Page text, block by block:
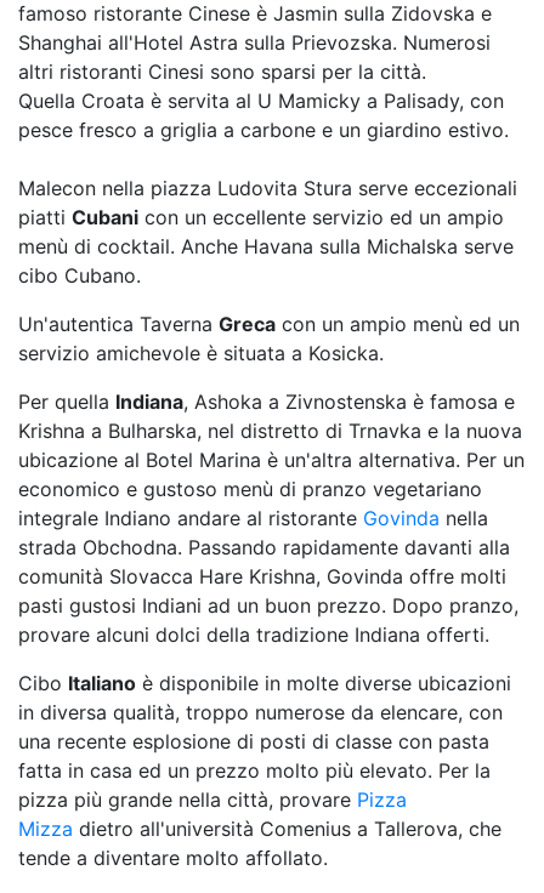
famoso ristorante Cinese è Jasmin sulla Zidovska e
Shanghai all'Hotel Astra sulla Prievozska. Numerosi
altri ristoranti Cinesi sono sparsi per la città.
Quella Croata è servita al U Mamicky a Palisady, con
pesce fresco a griglia a carbone e un giardino estivo.
Malecon nella piazza Ludovita Stura serve eccezionali
piatti Cubani con un eccellente servizio ed un ampio
menù di cocktail. Anche Havana sulla Michalska serve
cibo Cubano.
Un'autentica Taverna Greca con un ampio menù ed un
servizio amichevole è situata a Kosicka.
Per quella Indiana, Ashoka a Zivnostenska è famosa e
Krishna a Bulharska, nel distretto di Trnavka e la nuova
ubicazione al Botel Marina è un'altra alternativa. Per un
economico e gustoso menù di pranzo vegetariano
integrale Indiano andare al ristorante Govinda nella
strada Obchodna. Passando rapidamente davanti alla
comunità Slovacca Hare Krishna, Govinda offre molti
pasti gustosi Indiani ad un buon prezzo. Dopo pranzo,
provare alcuni dolci della tradizione Indiana offerti.
Cibo Italiano è disponibile in molte diverse ubicazioni
in diversa qualità, troppo numerose da elencare, con
una recente esplosione di posti di classe con pasta
fatta in casa ed un prezzo molto più elevato. Per la
pizza più grande nella città, provare Pizza
Mizza dietro all'università Comenius a Tallerova, che
tende a diventare molto affollato.